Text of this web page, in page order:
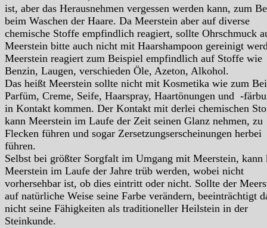
ist, aber das Herausnehmen vergessen werden kann, zum
beim Waschen der Haare. Da Meerstein aber auf diverse
chemische Stoffe empfindlich reagiert, sollte Ohrschmuck
Meerstein bitte auch nicht mit Haarshampoon gereinigt
Meerstein reagiert zum Beispiel empfindlich auf Stoffe wie
Benzin, Laugen, verschieden Öle, Azeton, Alkohol.
Das heißt Meerstein sollte nicht mit Kosmetika wie zum
Parfüm, Creme, Seife, Haarspray, Haartönungen und -
in Kontakt kommen. Der Kontakt mit derlei chemischen
kann Meerstein im Laufe der Zeit seinen Glanz nehmen, zu
Flecken führen und sogar Zersetzungserscheinungen herbei
führen.
Selbst bei größter Sorgfalt im Umgang mit Meerstein, kann
Meerstein im Laufe der Jahre trüb werden, wobei nicht
vorhersehbar ist, ob dies eintritt oder nicht. Sollte der
auf natürliche Weise seine Farbe verändern, beeinträchtigt
nicht seine Fähigkeiten als traditioneller Heilstein in der
Steinkunde.